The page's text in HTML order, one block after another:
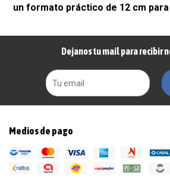
un formato práctico de 12 cm
Dejanos tu mail para recibir
Medios de pago